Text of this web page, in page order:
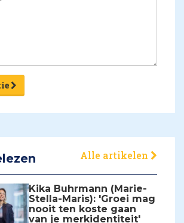
Alle artikelen
Kika Buhrmann (Marie-
Stella-Maris): 'Groei mag
nooit ten koste gaan
van je merkidentiteit'